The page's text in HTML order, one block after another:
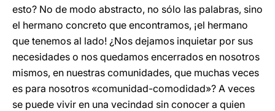
esto? No de modo abstracto, no sólo las palabras, sino
el hermano concreto que encontramos, ¡el hermano
que tenemos al lado! ¿Nos dejamos inquietar por sus
necesidades o nos quedamos encerrados en nosotros
mismos, en nuestras comunidades, que muchas veces
es para nosotros «comunidad-comodidad»? A veces
se puede vivir en una vecindad sin conocer a quien